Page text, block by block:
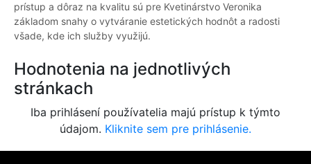
prístup a dôraz na kvalitu sú pre Kvetinárstvo Veronika
základom snahy o vytváranie estetických hodnôt a radosti
všade, kde ich služby využijú.
Hodnotenia na jednotlivých
stránkach
Iba prihlásení používatelia majú prístup k týmto
údajom. Kliknite sem pre prihlásenie.